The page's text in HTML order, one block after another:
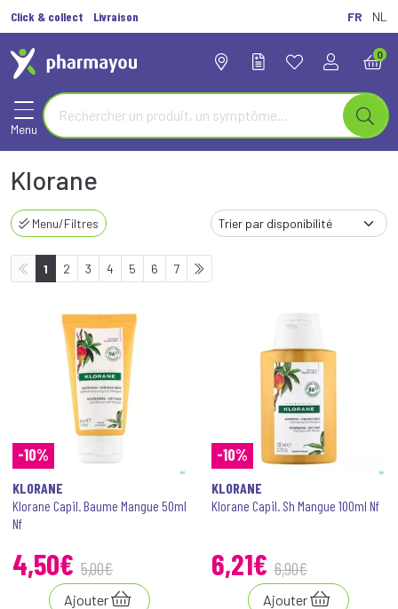
Click & collect Livraison FR NL
0
Menu
Klorane
Menu/Filtres
1 2 3 4 5 6 7
-10%
KLORANE
Klorane Capil. Baume Mangue 50ml
Nf
4,50€ 5,00€
Ajouter
-10%
KLORANE
Klorane Capil. Sh Mangue 100ml Nf
6,21€ 6,90€
Ajouter